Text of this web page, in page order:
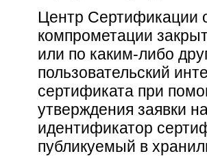
Центр Сертификации
компрометации
или по каким-либо
пользовательский
сертификата при
утверждения заявки
идентификатор
публикуемый в